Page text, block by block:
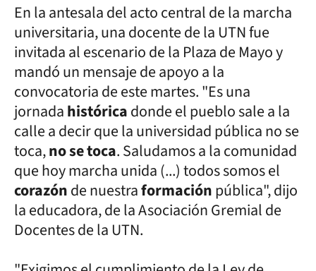
En la antesala del acto central de la marcha
universitaria, una docente de la UTN fue
invitada al escenario de la Plaza de Mayo y
mandó un mensaje de apoyo a la
convocatoria de este martes. "Es una
jornadahistóricadonde el pueblo sale a la
calle a decir que la universidad pública no se
toca,no se toca. Saludamos a la comunidad
que hoy marcha unida (...) todos somos el
corazónde nuestraformaciónpública", dijo
la educadora, de la Asociación Gremial de
Docentes de la UTN.